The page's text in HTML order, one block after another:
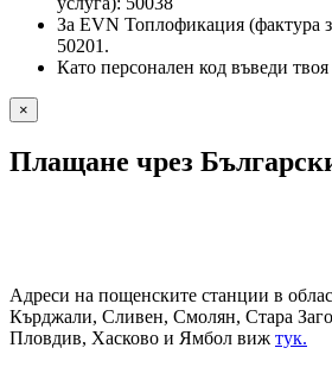
За EVN Топлофикация (фактура
50201.
Като персонален код въведи
×
Плащане чрез
Адреси на пощенските станции в
Кърджали, Сливен, Смолян, Стара
Пловдив, Хасково и Ямбол виж тук.